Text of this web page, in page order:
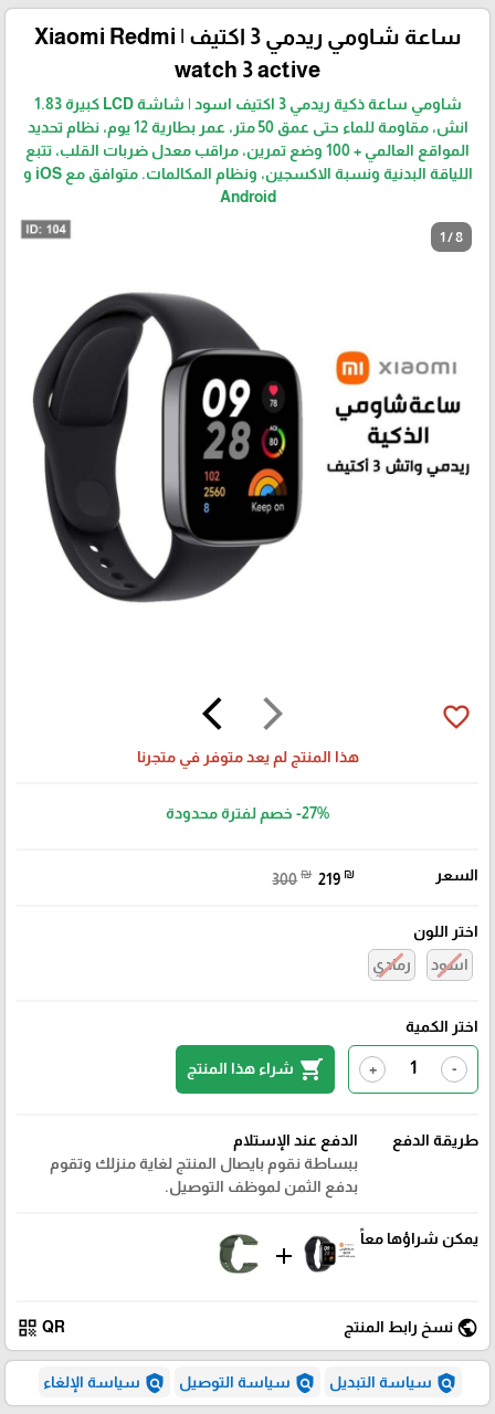
ساعة شاومي ريدمي 3 اكتيف | Xiaomi Redmi
watch 3 active
شاومي ساعة ذكية ريدمي 3 اكتيف اسود | شاشة LCD كبيرة 1.83
انش، مقاومة للماء حتى عمق 50 متر، عمر بطارية 12 يوم، نظام تحديد
المواقع العالمي + 100 وضع تمرين، مراقب معدل ضربات القلب، تتبع
اللياقة البدنية ونسبة الاكسجين، ونظام المكالمات. متوافق مع iOS و
Android
1 / 8
arrow_forward_ios
arrow_back_ios favorite_border
هذا المنتج لم يعد متوفر في متجرنا
-27% خصم لفترة محدودة
السعر 300 ₪ 219 ₪
اختر اللون
اسود
رمادي
اختر الكمية
-
+
shopping_cart شراء هذا المنتج
طريقة الدفع
الدفع عند الإستلام
ببساطة نقوم بايصال المنتج لغاية منزلك وتقوم
بدفع الثمن لموظف التوصيل.
يمكن شراؤها معاً
add
public نسخ رابط المنتج QR
qr_code
policy سياسة التبديل policy سياسة التوصيل policy سياسة الإلغاء